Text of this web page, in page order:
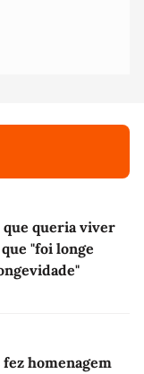
que queria viver
"foi longe
fez homenagem